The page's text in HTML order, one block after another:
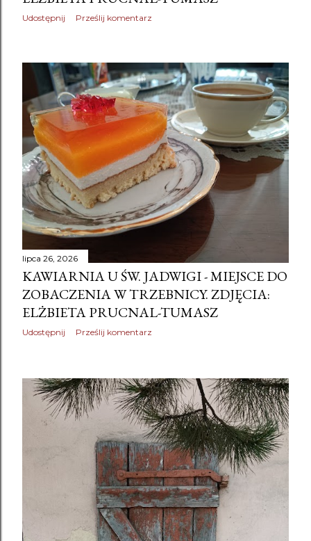
Udostępnij Prześlij komentarz
lipca 26, 2026
KAWIARNIA U ŚW. JADWIGI - MIEJSCE DO
ZOBACZENIA W TRZEBNICY. ZDJĘCIA:
ELŻBIETA PRUCNAL-TUMASZ
Udostępnij Prześlij komentarz